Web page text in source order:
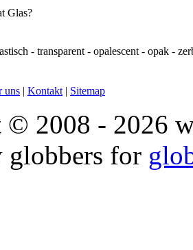
Glas?
- transparent - opalescent - opak -
uns | Kontakt | Sitemap
2008 - 2026
globbers for